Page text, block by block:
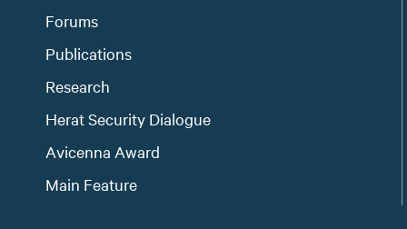
Forums
Publications
Research
Herat Security Dialogue
Avicenna Award
Main Feature